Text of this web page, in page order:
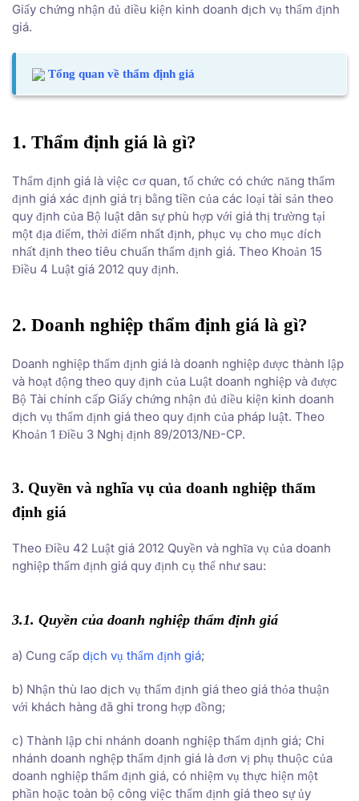
Giấy chứng nhận đủ điều kiện kinh doanh dịch vụ thẩm định
giá.
Tổng quan về thẩm định giá
1. Thẩm định giá là gì?
Thẩm định giá là việc cơ quan, tổ chức có chức năng thẩm
định giá xác định giá trị bằng tiền của các loại tài sản theo
quy định của Bộ luật dân sự phù hợp với giá thị trường tại
một địa điểm, thời điểm nhất định, phục vụ cho mục đích
nhất định theo tiêu chuẩn thẩm định giá. Theo Khoản 15
Điều 4 Luật giá 2012 quy định.
2. Doanh nghiệp thẩm định giá là gì?
Doanh nghiệp thẩm định giá là doanh nghiệp được thành lập
và hoạt động theo quy định của Luật doanh nghiệp và được
Bộ Tài chính cấp Giấy chứng nhận đủ điều kiện kinh doanh
dịch vụ thẩm định giá theo quy định của pháp luật. Theo
Khoản 1 Điều 3 Nghị định 89/2013/NĐ-CP.
3. Quyền và nghĩa vụ của doanh nghiệp thẩm
định giá
Theo Điều 42 Luật giá 2012 Quyền và nghĩa vụ của doanh
nghiệp thẩm định giá quy định cụ thể như sau:
3.1. Quyền của doanh nghiệp thẩm định giá
a) Cung cấp dịch vụ thẩm định giá;
b) Nhận thù lao dịch vụ thẩm định giá theo giá thỏa thuận
với khách hàng đã ghi trong hợp đồng;
c) Thành lập chi nhánh doanh nghiệp thẩm định giá; Chi
nhánh doanh nghệp thẩm định giá là đơn vị phụ thuộc của
doanh nghiệp thẩm định giá, có nhiệm vụ thực hiện một
phần hoặc toàn bộ công việc thẩm định giá theo sự ủy